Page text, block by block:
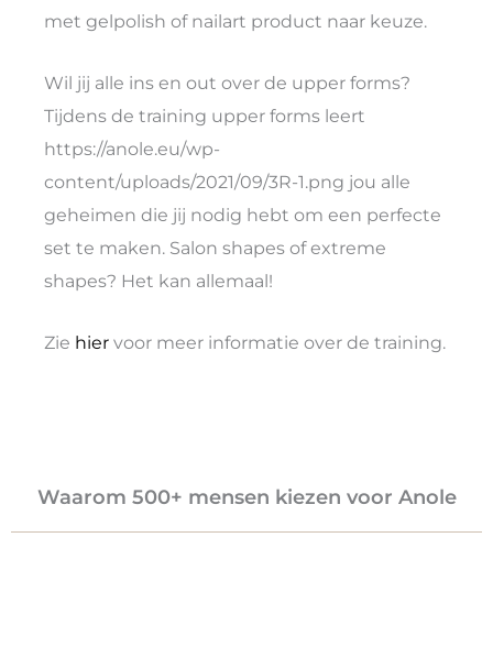
met gelpolish of nailart product naar keuze.
Wil jij alle ins en out over de upper forms?
Tijdens de training upper forms leert
https://anole.eu/wp-
content/uploads/2021/09/3R-1.png jou alle
geheimen die jij nodig hebt om een perfecte
set te maken. Salon shapes of extreme
shapes? Het kan allemaal!
Zie hier voor meer informatie over de training.
Waarom 500+ mensen kiezen voor Anole